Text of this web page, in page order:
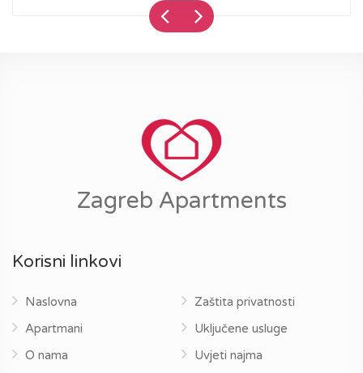
Zagreb Apartments
Korisni linkovi
Naslovna
Apartmani
O nama
Zaštita privatnosti
Uključene usluge
Uvjeti najma